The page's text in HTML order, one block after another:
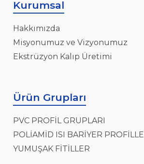
Kurumsal
Hakkımızda
Misyonumuz ve Vizyonumuz
Ekstrüzyon Kalıp Üretimi
Ürün Grupları
PVC PROFİL GRUPLARI
POLİAMİD ISI BARİYER
YUMUŞAK FİTİLLER